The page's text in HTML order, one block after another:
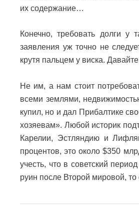
их содержание…
Конечно, требовать долги у
заявления уж точно не
крутя пальцем у виска.
Не им, а нам стоит
всеми землями,
купил, но и дал Прибалтике
хозяевам». Любой историк
Карелии, Эстляндию и
процентов, это около $350
учесть, что в советский
руин после Второй мировой,